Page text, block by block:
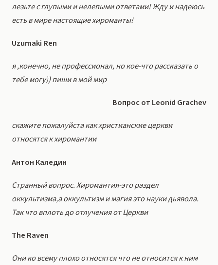
лезьте с глупыми и нелепыми ответами! Жду и надеюсь
есть в мире настоящие хироманты!
Uzumaki Ren
я ,конечно, не профессионал, но кое-что рассказать о
тебе могу)) пиши в мой мир
Вопрос от Leonid Grachev
скажите пожалуйста как христианские церкви
относятся к хиромантии
Антон Каледин
Странный вопрос. Хиромантия-это раздел
оккультизма,а оккультизм и магия это науки дьявола.
Так что вплоть до отлучения от Церкви
The Raven
Они ко всему плохо относятся что не относится к ним